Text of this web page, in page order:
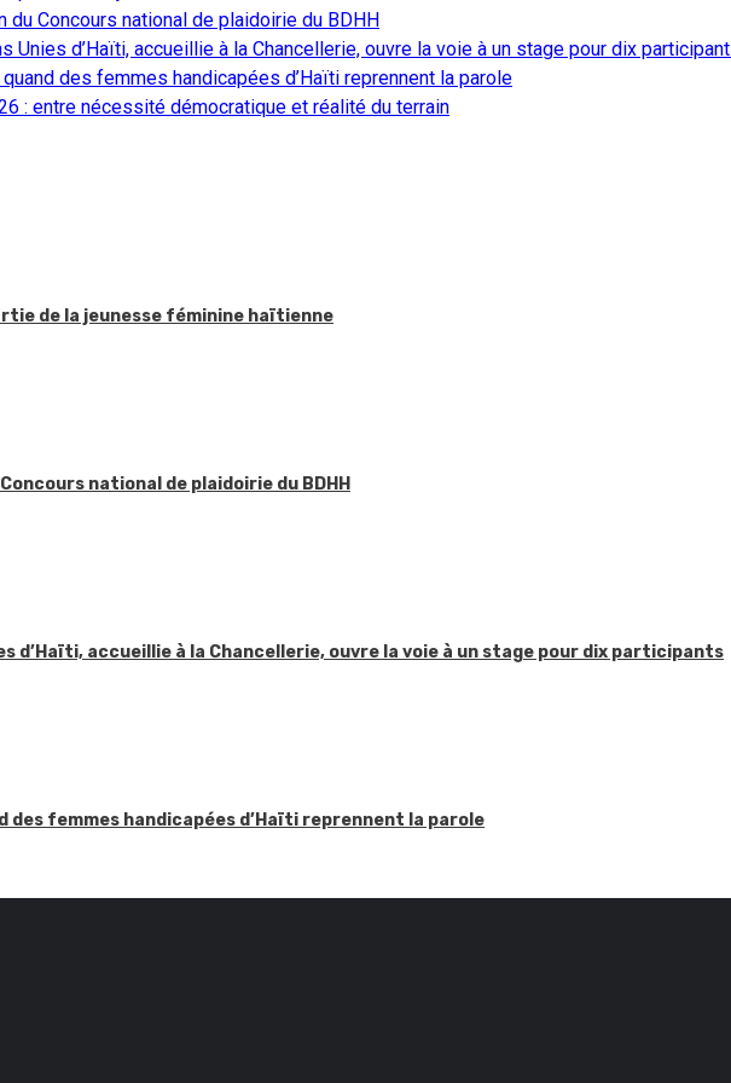
du Concours national de plaidoirie du BDHH
Unies d’Haïti, accueillie à la Chancellerie, ouvre la voie à un stage pour dix
des femmes handicapées d’Haïti reprennent la parole
: entre nécessité démocratique et réalité du terrain
de la jeunesse féminine haïtienne
national de plaidoirie du BDHH
d’Haïti, accueillie à la Chancellerie, ouvre la voie à un stage pour dix participants
des femmes handicapées d’Haïti reprennent la parole